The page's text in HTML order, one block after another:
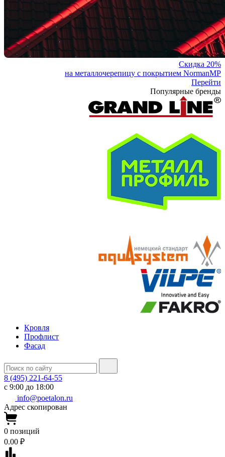
Скидка 20%
на металлочерепицу с покрытием NormanMP
Перейти
Популярные бренды
Кровля
Профлист
Фасад
8 (495) 221-64-55
с 9:00 до 18:00
info@poetalon.ru
Адрес скопирован
0 позиций
0.00 ₽